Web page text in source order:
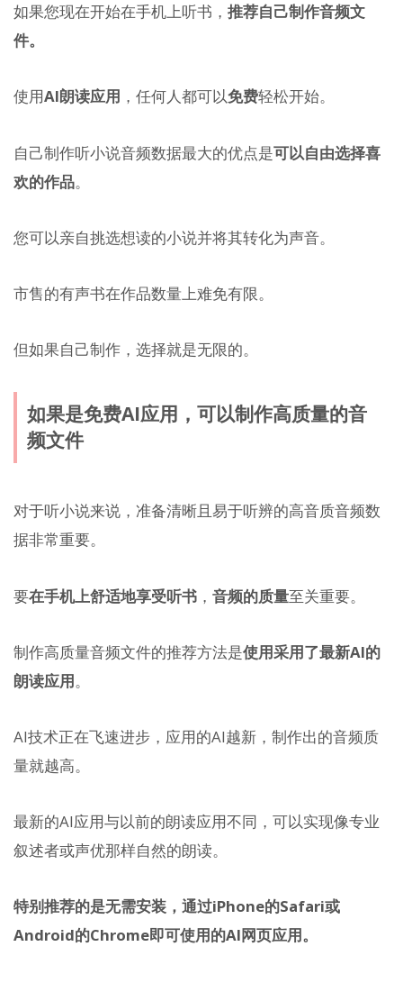
如果您现在开始在手机上听书， 推荐自己制作音频文
件。
使用AI朗读应用 ，任何人都可以免费轻松开始。
自己制作听小说音频数据最大的优点是可以自由选择喜
欢的作品。
您可以亲自挑选想读的小说并将其转化为声音。
市售的有声书在作品数量上难免有限。
但如果自己制作，选择就是无限的。
如果是免费AI应用，可以制作高质量的音
频文件
对于听小说来说，准备清晰且易于听辨的高音质音频数
据非常重要。
要在手机上舒适地享受听书 ， 音频的质量至关重要。
制作高质量音频文件的推荐方法是使用采用了最新AI的
朗读应用。
AI技术正在飞速进步，应用的AI越新，制作出的音频质
量就越高。
最新的AI应用与以前的朗读应用不同，可以实现像专业
叙述者或声优那样自然的朗读。
特别推荐的是无需安装，通过iPhone的Safari或
Android的Chrome即可使用的AI网页应用。